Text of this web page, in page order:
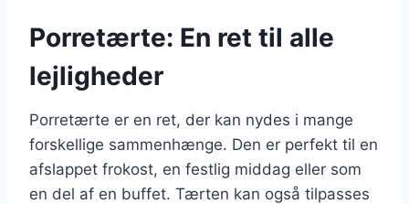
Porretærte: En ret til alle
lejligheder
Porretærte er en ret, der kan nydes i mange
forskellige sammenhænge. Den er perfekt til en
afslappet frokost, en festlig middag eller som
en del af en buffet. Tærten kan også tilpasses